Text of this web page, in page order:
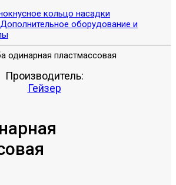
кольцо насадки
Дополнительное оборудование и
Производитель:
Гейзер